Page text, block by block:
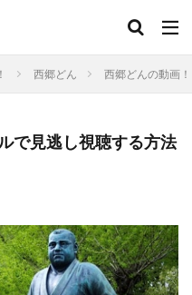
西郷どん 西郷どんの動画
で見逃し視聴する方法